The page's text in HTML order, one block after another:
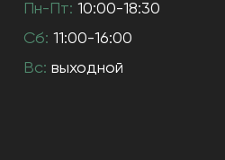
Пн-Пт: 10:00-18:30
Сб: 11:00-16:00
Вс: выходной